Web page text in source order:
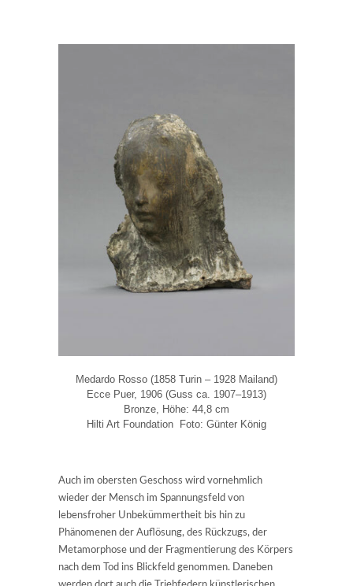
Medardo Rosso (1858 Turin – 1928 Mailand)
Ecce Puer, 1906 (Guss ca. 1907–1913)
Bronze, Höhe: 44,8 cm
Hilti Art Foundation Foto: Günter König
Auch im obersten Geschoss wird vornehmlich
wieder der Mensch im Spannungsfeld von
lebensfroher Unbekümmertheit bis hin zu
Phänomenen der Auflösung, des Rückzugs, der
Metamorphose und der Fragmentierung des Körpers
nach dem Tod ins Blickfeld genommen. Daneben